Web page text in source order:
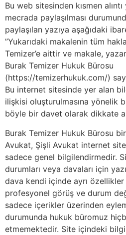
Bu web sitesinden kısmen
mecrada paylaşılması
paylaşılan yazıya aşağıdaki
”Yukarıdaki makalenin tüm
Temizer’e aittir ve makale,
Burak Temizer Hukuk Bürosu
(https://temizerhukuk.com/)
Bu internet sitesinde yer alan
ilişkisi oluşturulmasına yönelik
böyle bir davet olarak dikkate
Burak Temizer Hukuk Bürosu
Avukat, Şişli Avukat internet
sadece genel bilgilendirmedir.
durumları veya davaları için
dava kendi içinde ayrı özellikler
profesyonel görüş ve durum
sadece içerikler üzerinden
durumunda hukuk büromuz
etmemektedir. Site içindeki